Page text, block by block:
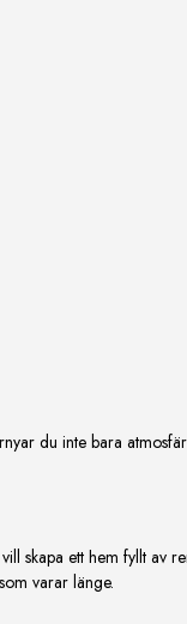
du inte bara
skapa ett hem fyllt av
varar länge.